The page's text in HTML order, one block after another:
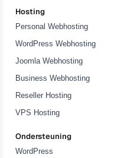
Hosting
Personal Webhosting
WordPress Webhosting
Joomla Webhosting
Business Webhosting
Reseller Hosting
VPS Hosting
Ondersteuning
WordPress